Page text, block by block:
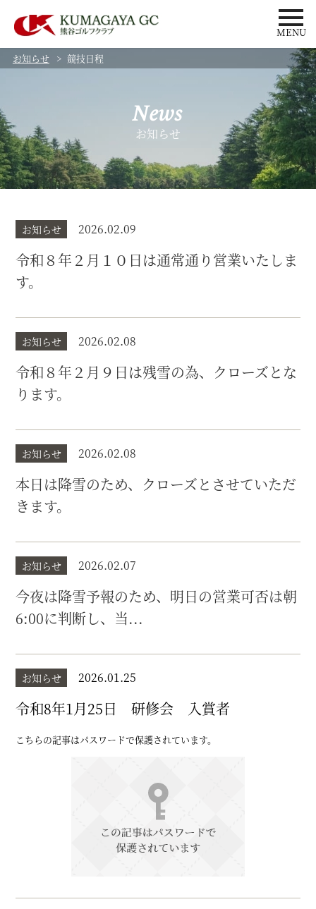
MENU
お知らせ
競技日程
News
お知らせ
お知らせ 2026.02.09
令和８年２月１０日は通常通り営業いたしま
す。
お知らせ 2026.02.08
令和８年２月９日は残雪の為、クローズとな
ります。
お知らせ 2026.02.08
本日は降雪のため、クローズとさせていただ
きます。
お知らせ 2026.02.07
今夜は降雪予報のため、明日の営業可否は朝
6:00に判断し、当...
お知らせ 2026.01.25
令和8年1月25日 研修会 入賞者
こちらの記事はパスワードで保護されています。